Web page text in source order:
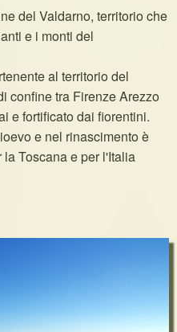
del Valdarno, territorio che
e i monti del
al territorio del
confine tra Firenze Arezzo
e fortificato dai fiorentini.
e nel rinascimento è
Toscana e per l'Italia